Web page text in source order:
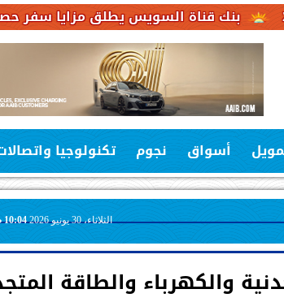
السويس يطلق مزايا سفر حصرية لحاملي
أسواق نجوم تكنولوجيا
الثلاثاء، 30 يونيو 2026 10:04 صـ
والكهرباء والطاقة